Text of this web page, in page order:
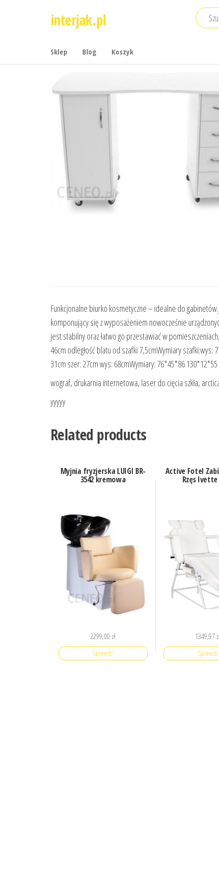
interjak.pl
Sklep Blog Koszyk
Funkcjonalne biurko kosmetyczne – idealne do
komponujący się z wyposażeniem nowocześnie
jest stabilny oraz łatwo go przestawiać w
46cm odległość blatu od szafki 7,5cmWymiary szafki:wys:
31cm szer: 27cm wys: 68cmWymiary: 76*45*86 130*12*55
wograf, drukarnia internetowa, laser do cięcia szkła,
yyyyy
Related products
Myjnia fryzjerska LUIGI BR-
3542 kremowa
2299,00 zł
Sprawdź
Active Fotel
Rzęs Ivette
1349,97
Sprawdź